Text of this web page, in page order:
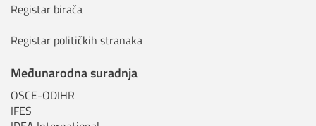
Registar birača
Registar političkih stranaka
Međunarodna suradnja
OSCE-ODIHR
IFES